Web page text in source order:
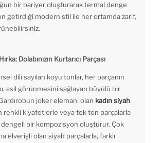
bir bariyer oluşturarak termal denge
getirdiği modern stil ile her ortamda zarif,
Dolabınızın Kurtarıcı Parçası
dili sayılan koyu tonlar, her parçanın
asil görünmesini sağlayan büyülü bir
joker elemanı olan kadın siyah
renkli kıyafetlerle veya tek ton parçalarla
bir kompozisyon oluşturur. Çok
elverişli olan siyah parçalarla, farklı